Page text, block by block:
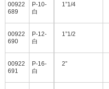
00922
689
P-10-
白
00922
690
P-12-
白
00922
691
P-16-
白
1”1/4
1”1/2
2”